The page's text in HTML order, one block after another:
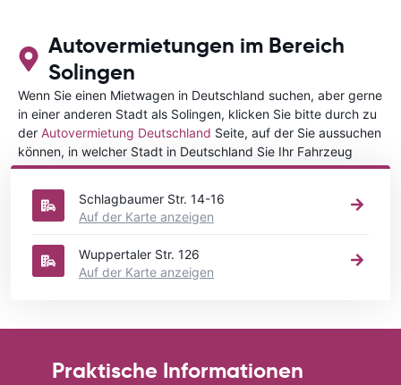
Autovermietungen im Bereich
Solingen
Wenn Sie einen Mietwagen in Deutschland suchen, aber gerne
in einer anderen Stadt als Solingen, klicken Sie bitte durch zu
der Autovermietung Deutschland Seite, auf der Sie aussuchen
können, in welcher Stadt in Deutschland Sie Ihr Fahrzeug
mieten wollen.
Schlagbaumer Str. 14-16
Auf der Karte anzeigen
Wuppertaler Str. 126
Auf der Karte anzeigen
Praktische Informationen